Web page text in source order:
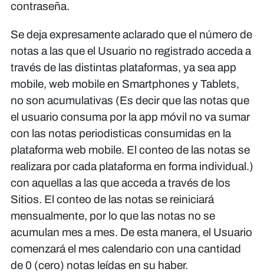
contraseña.
Se deja expresamente aclarado que el número de
notas a las que el Usuario no registrado acceda a
través de las distintas plataformas, ya sea app
mobile, web mobile en Smartphones y Tablets,
no son acumulativas (Es decir que las notas que
el usuario consuma por la app móvil no va sumar
con las notas periodisticas consumidas en la
plataforma web mobile. El conteo de las notas se
realizara por cada plataforma en forma individual.)
con aquellas a las que acceda a través de los
Sitios. El conteo de las notas se reiniciará
mensualmente, por lo que las notas no se
acumulan mes a mes. De esta manera, el Usuario
comenzará el mes calendario con una cantidad
de 0 (cero) notas leídas en su haber.